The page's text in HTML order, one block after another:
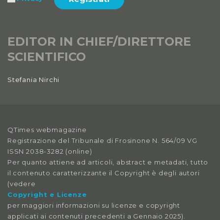
Anno XI, Numero 3
Anno XI, Numero 2
2019
2019
Anno X, Numero 3
2018
Anno X, Numero 2
2018
Anno X, Numero 1
2018
EDITOR IN CHIEF/DIRETTORE
SCIENTIFICO
Stefania Nirchi
QTimes webmagazine
Registrazione del Tribunale di Frosinone N. 564/09 VG
ISSN 2038-3282 (online)
Per quanto attiene ad articoli, abstract e metadati, tutto
il contenuto caratterizzante il Copyright è degli autori
(vedere
Copyright e Licenze
per maggiori informazioni su licenze e copyright
applicati ai contenuti precedenti a Gennaio 2025).